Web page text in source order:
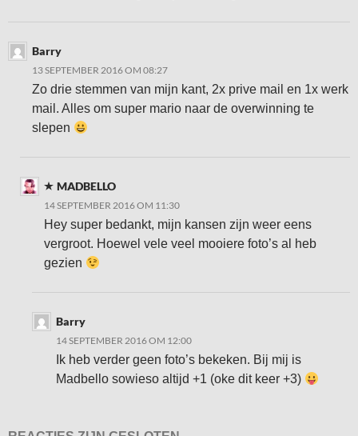
Barry
13 SEPTEMBER 2016 OM 08:27
Zo drie stemmen van mijn kant, 2x prive mail en 1x werk
mail. Alles om super mario naar de overwinning te
slepen
MADBELLO
14 SEPTEMBER 2016 OM 11:30
Hey super bedankt, mijn kansen zijn weer eens
vergroot. Hoewel vele veel mooiere foto’s al heb
gezien
Barry
14 SEPTEMBER 2016 OM 12:00
Ik heb verder geen foto’s bekeken. Bij mij is
Madbello sowieso altijd +1 (oke dit keer +3)